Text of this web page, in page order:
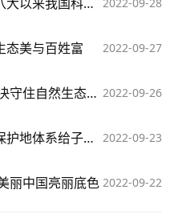
2022-09-28
绿色献给美丽中国——党的十八大以来我国科学推进大规模国土绿化综述
2022-09-27
态美与百姓富
2022-09-26
持续强化林草资源保护管理 坚决守住自然生态安全边界
2022-09-23
构建以国家公园为主体的自然保护地体系给子孙后代留下珍贵的自然资产
2022-09-22
丽中国亮丽底色